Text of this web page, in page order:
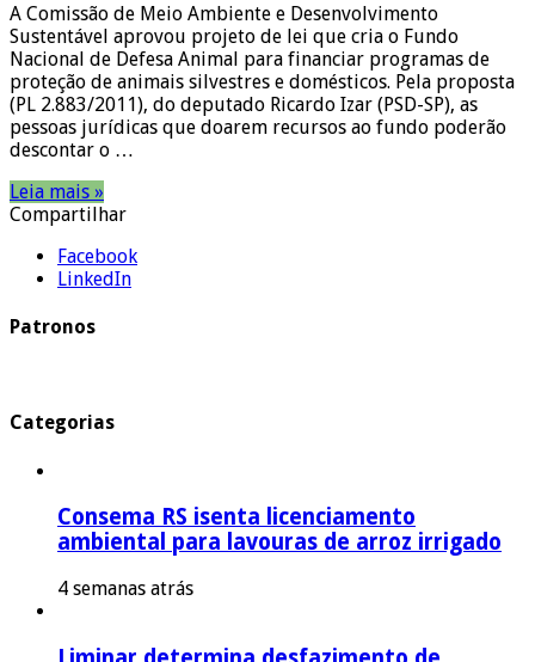
A Comissão de Meio Ambiente e Desenvolvimento
Sustentável aprovou projeto de lei que cria o Fundo
Nacional de Defesa Animal para financiar programas de
proteção de animais silvestres e domésticos. Pela proposta
(PL 2.883/2011), do deputado Ricardo Izar (PSD-SP), as
pessoas jurídicas que doarem recursos ao fundo poderão
descontar o …
Leia mais »
Compartilhar
Facebook
LinkedIn
Patronos
Categorias
Consema RS isenta licenciamento
ambiental para lavouras de arroz irrigado
4 semanas atrás